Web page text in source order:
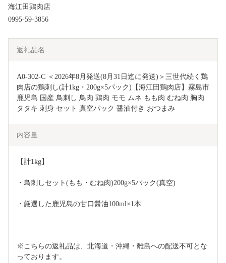
海江田鶏肉店
0995-59-3856
返礼品名
A0-302-C ＜2026年8月発送(8月31日迄に発送)＞三世代続く鶏
肉店の鶏刺し(計1kg・200g×5パック)【海江田鶏肉店】霧島市
鹿児島 国産 鳥刺し 鳥肉 鶏肉 モモ ムネ もも肉 むね肉 胸肉
タタキ 刺身 セット 真空パック 醤油付き おつまみ
内容量
【計1kg】
・鳥刺しセット(もも・むね肉)200g×5パック(真空)
・厳選した鹿児島の甘口醤油100ml×1本
※こちらの返礼品は、北海道・沖縄・離島への配送不可とな
っております。